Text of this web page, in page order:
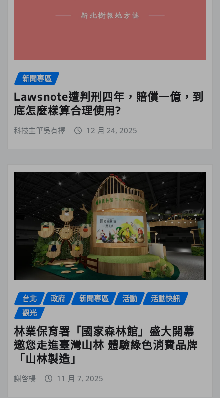
新聞專區
Lawsnote遭判刑四年，賠償一億，到
底怎麼樣算合理使用?
科技主筆吳有擇 12 月 24, 2025
台北 政府 新聞專區 活動
活動快訊
觀光
林業保育署「國家森林館」盛大開幕
邀您走進臺灣山林 體驗綠色消費品牌
「山林製造」
謝啓楊 11 月 7, 2025